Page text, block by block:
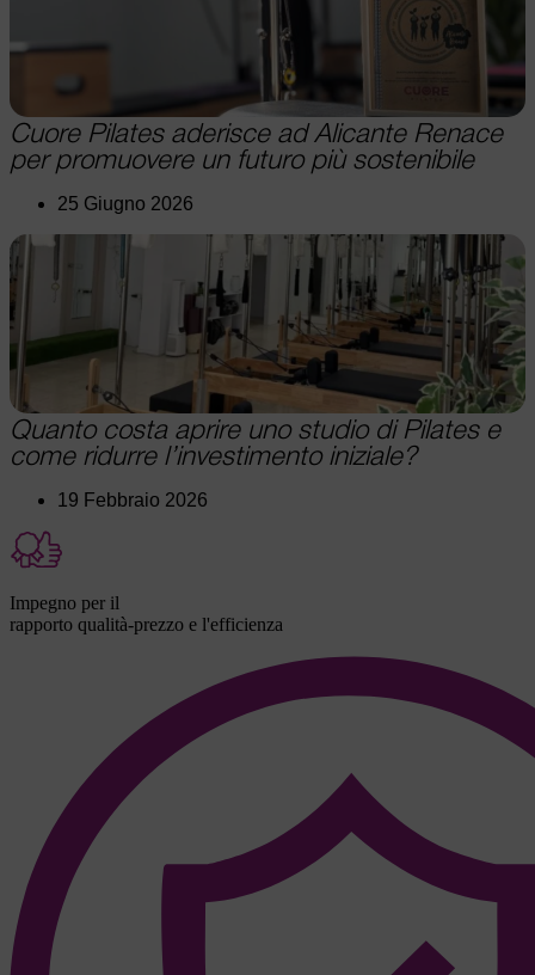
Cuore Pilates aderisce ad Alicante Renace
per promuovere un futuro più sostenibile
25 Giugno 2026
Quanto costa aprire uno studio di Pilates e
come ridurre l’investimento iniziale?
19 Febbraio 2026
Impegno per il
rapporto qualità-prezzo e l'efficienza